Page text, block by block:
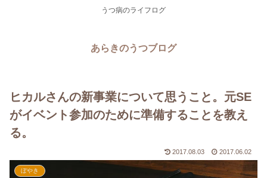
うつ病のライフログ
あらきのうつブログ
ヒカルさんの新事業について思うこと。元SE
がイベント参加のために準備することを教え
る。
2017.08.03 2017.06.02
ぼやき